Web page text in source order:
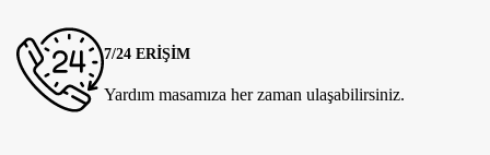
7/24 ERİŞİM
Yardım masamıza her zaman ulaşabilirsiniz.